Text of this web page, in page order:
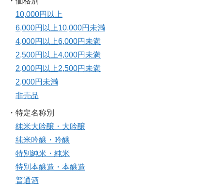
10,000円以上
6,000円以上10,000円未満
4,000円以上6,000円未満
2,500円以上4,000円未満
2,000円以上2,500円未満
2,000円未満
非売品
・特定名称別
純米大吟醸・大吟醸
純米吟醸・吟醸
特別純米・純米
特別本醸造・本醸造
普通酒